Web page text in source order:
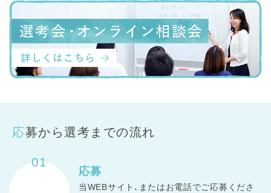
応募から選考までの流れ
01
応募
当WEBサイト､またはお電話でご応募くださ